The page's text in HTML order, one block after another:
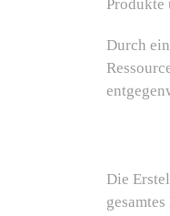
Produkte
Durch
Die